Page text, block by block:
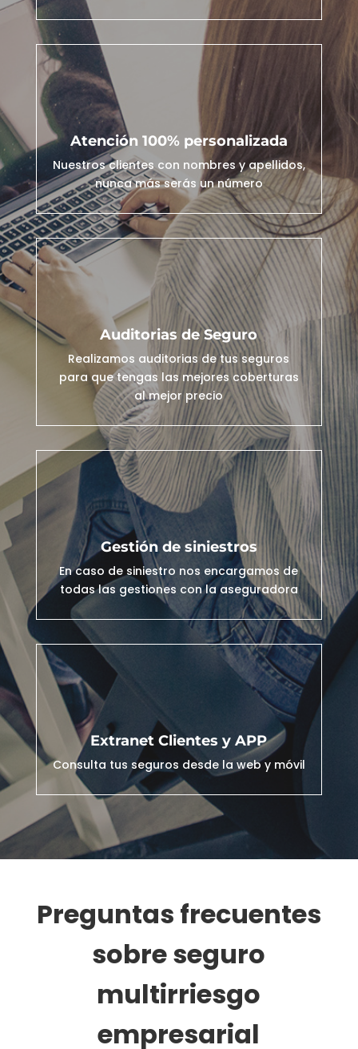
Atención 100% personalizada
Nuestros clientes con nombres y apellidos,
nunca más serás un número
Auditorias de Seguro
Realizamos auditorias de tus seguros
para que tengas las mejores coberturas
al mejor precio
Gestión de siniestros
En caso de siniestro nos encargamos de
todas las gestiones con la aseguradora
Extranet Clientes y APP
Consulta tus seguros desde la web y móvil
Preguntas frecuentes
sobre seguro
multirriesgo
empresarial